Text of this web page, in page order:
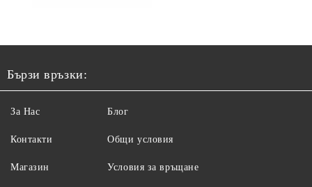
Бързи връзки:
За Нас
Контакти
Магазин
Блог
Общи условия
Условия за връщане